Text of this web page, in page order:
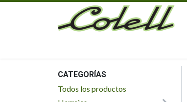
Ir al contenido
CATEGORÍAS
Todos los productos